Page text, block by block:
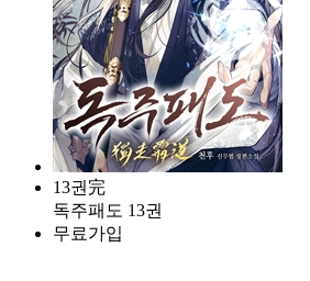
13권完
독주패도 13권
무료가입